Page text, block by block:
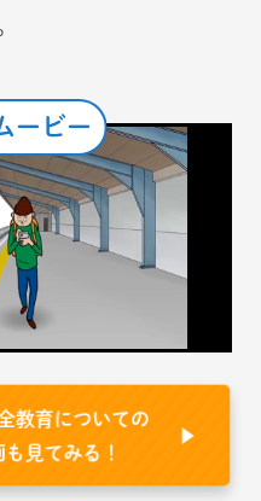
ービー
教育についての
も見てみる！